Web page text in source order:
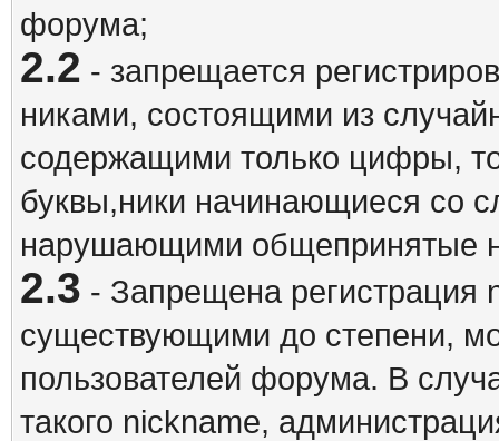
форума;
2.2 - запрещается
никами, состоящими из
содержащими только цифры,
буквы,ники начинающиеся со
нарушающими общепринятые
2.3 - Запрещена регистрация
существующими до степени,
пользователей форума. В
такого nickname,